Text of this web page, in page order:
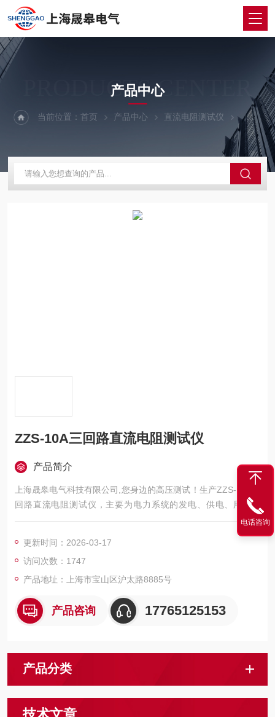
PRODUCTS CENTER
产品中心
当前位置：首页 产品中心 直流电阻测试仪 三通道
ZZS-10A三回路直流电阻测试仪
产品简介
上海晟皋电气科技有限公司,您身边的高压测试！生产ZZS-10A三
回路直流电阻测试仪，主要为电力系统的发电、供电、用电部
门，科研机构与电力设备相关的生产企业，提供的高压试验设备
更新时间：2026-03-17
访问次数：1747
产品地址：上海市宝山区沪太路8885号
产品咨询 17765125153
产品分类
电话咨询